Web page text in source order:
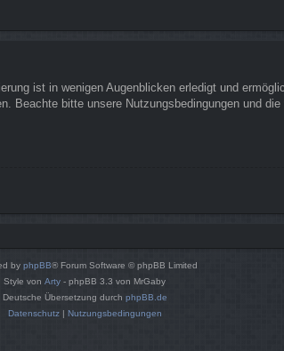
ist in wenigen Augenblicken erledigt und
Beachte bitte unsere Nutzungsbedingungen und
by phpBB® Forum Software © phpBB Limited
Style von Arty - phpBB 3.3 von MrGaby
Deutsche Übersetzung durch phpBB.de
Datenschutz| Nutzungsbedingungen